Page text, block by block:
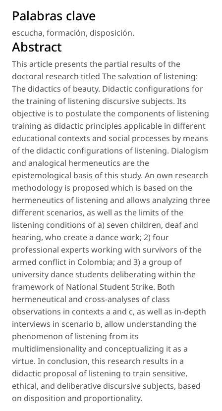
Palabras clave
escucha, formación, disposición.
Abstract
This article presents the partial results of the
doctoral research titled The salvation of listening:
The didactics of beauty. Didactic configurations for
the training of listening discursive subjects. Its
objective is to postulate the components of listening
training as didactic principles applicable in different
educational contexts and social processes by means
of the didactic configurations of listening. Dialogism
and analogical hermeneutics are the
epistemological basis of this study. An own research
methodology is proposed which is based on the
hermeneutics of listening and allows analyzing three
different scenarios, as well as the limits of the
listening conditions of a) seven children, deaf and
hearing, who create a dance work; 2) four
professional experts working with survivors of the
armed conflict in Colombia; and 3) a group of
university dance students deliberating within the
framework of National Student Strike. Both
hermeneutical and cross-analyses of class
observations in contexts a and c, as well as in-depth
interviews in scenario b, allow understanding the
phenomenon of listening from its
multidimensionality and conceptualizing it as a
virtue. In conclusion, this research results in a
didactic proposal of listening to train sensitive,
ethical, and deliberative discursive subjects, based
on disposition and proportionality.